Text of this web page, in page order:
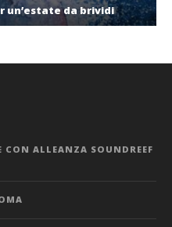
un’estate da brividi
ALLEANZA SOUNDREEF